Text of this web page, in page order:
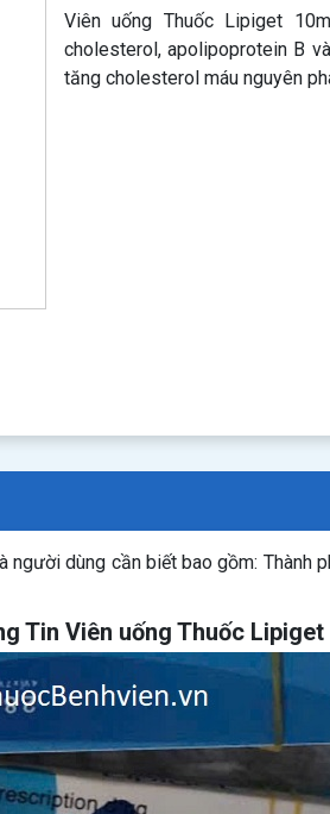
Viên uống Thuốc Lipiget
cholesterol, apolipoprotein B
tăng cholesterol máu nguyên
dùng cần biết bao gồm: Thành
Tin Viên uống Thuốc Lipiget